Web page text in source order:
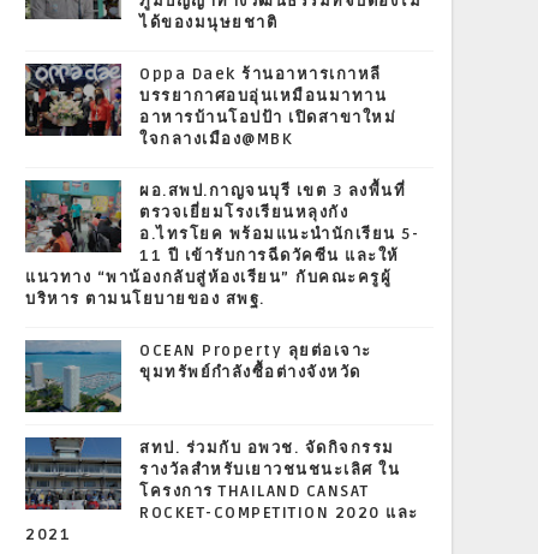
ได้ของมนุษยชาติ
Oppa Daek ร้านอาหารเกาหลี
บรรยากาศอบอุ่นเหมือนมาทาน
อาหารบ้านโอปป้า เปิดสาขาใหม่
ใจกลางเมือง@MBK
ผอ.สพป.กาญจนบุรี เขต 3 ลงพื้นที่
ตรวจเยี่ยมโรงเรียนหลุงกัง
อ.ไทรโยค พร้อมแนะนำนักเรียน 5-
11 ปี เข้ารับการฉีดวัคซีน และให้
แนวทาง “พาน้องกลับสู่ห้องเรียน” กับคณะครูผู้
บริหาร ตามนโยบายของ สพฐ.
OCEAN Property ลุยต่อเจาะ
ขุมทรัพย์กำลังซื้อต่างจังหวัด
สทป. ร่วมกับ อพวช. จัดกิจกรรม
รางวัลสำหรับเยาวชนชนะเลิศ ใน
โครงการ THAILAND CANSAT
ROCKET-COMPETITION 2020 และ
2021